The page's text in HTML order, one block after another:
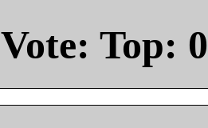
Vote: Top: 0